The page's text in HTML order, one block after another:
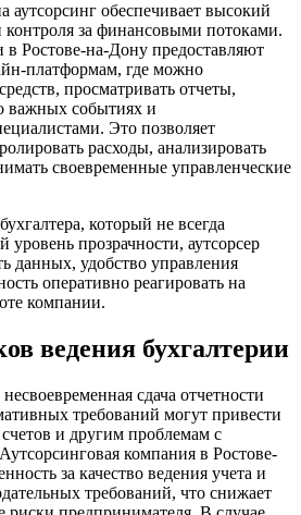
аутсорсинг обеспечивает высокий
контроля за финансовыми потоками.
в Ростове-на-Дону предоставляют
платформам, где можно
просматривать отчеты,
важных событиях и
Это позволяет
расходы, анализировать
своевременные управленческие
который не всегда
уровень прозрачности, аутсорсер
данных, удобство управления
оперативно реагировать на
компании.
ведения бухгалтерии
сдача отчетности
требований могут привести
и другим проблемам с
компания в Ростове-
за качество ведения учета и
требований, что снижает